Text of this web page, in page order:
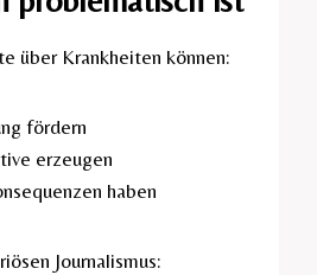
über Krankheiten können:
fördern
erzeugen
haben
Journalismus: